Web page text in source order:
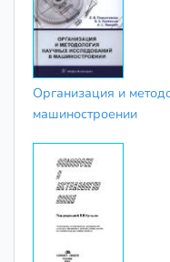
Организация и
машиностроении